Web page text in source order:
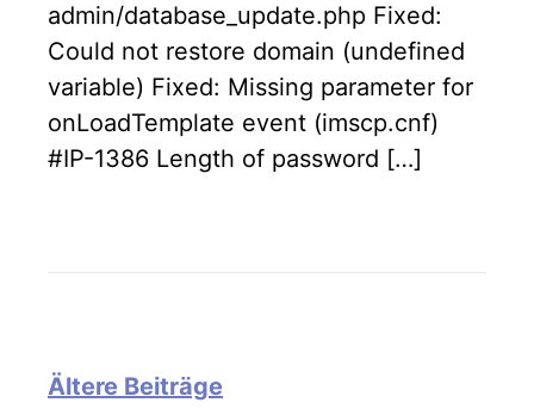
admin/database_update.php Fixed:
Could not restore domain (undefined
variable) Fixed: Missing parameter for
onLoadTemplate event (imscp.cnf)
#IP-1386 Length of password […]
Ältere Beiträge